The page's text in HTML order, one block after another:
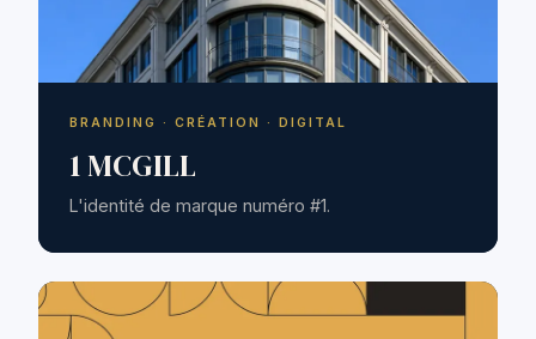
BRANDING · CRÉATION · DIGITAL
1 MCGILL
L'identité de marque numéro #1.